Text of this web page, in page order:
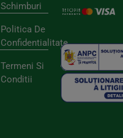
Schimburi
Politica De
Confidentialitate
Termeni Si
Conditii